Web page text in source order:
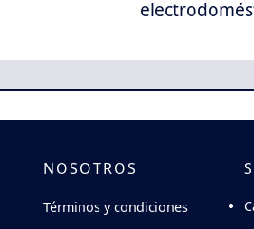
NOSOTROS
Términos y condiciones